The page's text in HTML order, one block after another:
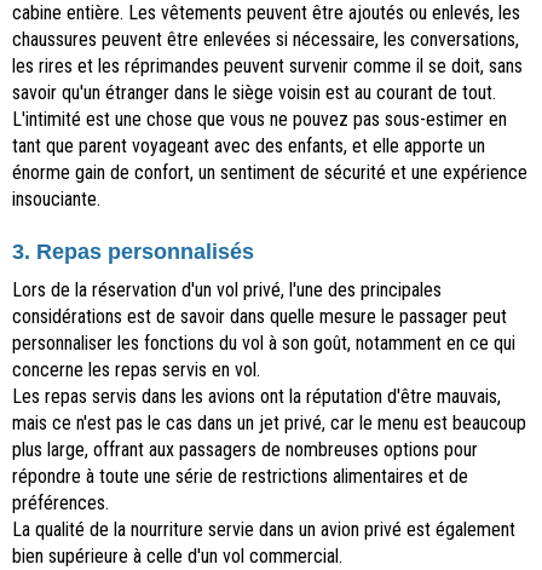
cabine entière. Les vêtements peuvent être ajoutés ou enlevés, les
chaussures peuvent être enlevées si nécessaire, les conversations,
les rires et les réprimandes peuvent survenir comme il se doit, sans
savoir qu'un étranger dans le siège voisin est au courant de tout.
L'intimité est une chose que vous ne pouvez pas sous-estimer en
tant que parent voyageant avec des enfants, et elle apporte un
énorme gain de confort, un sentiment de sécurité et une expérience
insouciante.
3. Repas personnalisés
Lors de la réservation d'un vol privé, l'une des principales
considérations est de savoir dans quelle mesure le passager peut
personnaliser les fonctions du vol à son goût, notamment en ce qui
concerne les repas servis en vol.
Les repas servis dans les avions ont la réputation d'être mauvais,
mais ce n'est pas le cas dans un jet privé, car le menu est beaucoup
plus large, offrant aux passagers de nombreuses options pour
répondre à toute une série de restrictions alimentaires et de
préférences.
La qualité de la nourriture servie dans un avion privé est également
bien supérieure à celle d'un vol commercial.